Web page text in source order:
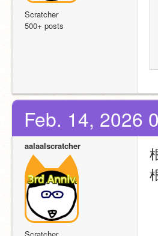
Scratcher
500+ posts
Feb. 14, 2026
aalaalscratcher